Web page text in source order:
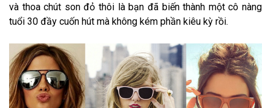
và thoa chút son đỏ thôi là bạn đã biến thành một cô nàng
tuổi 30 đầy cuốn hút mà không kém phần kiêu kỳ rồi.